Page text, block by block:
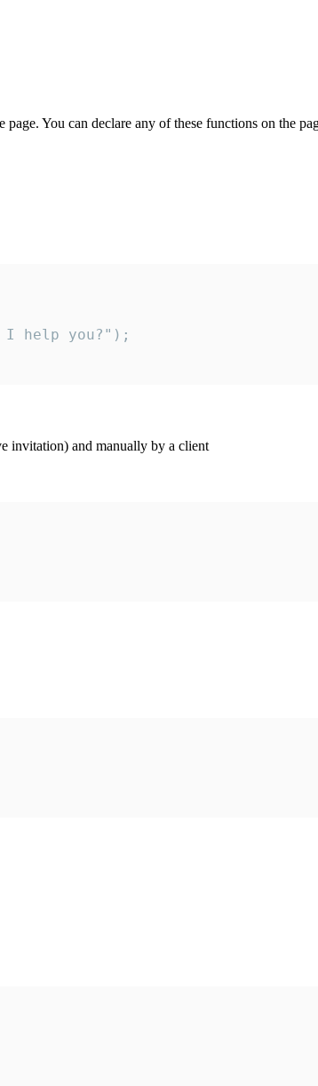
You can declare any of these functions on the
help you?");
invitation) and manually by a client